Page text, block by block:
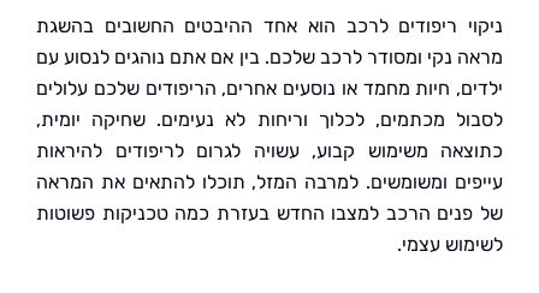
ריפודים לרכב הוא אחד ההיבטים החשובים בהשגת
נקי ומסודר לרכב שלכם. בין אם אתם נוהגים לנסוע עם
חיות מחמד או נוסעים אחרים, הריפודים שלכם עלולים
מכתמים, לכלוך וריחות לא נעימים. שחיקה יומית,
משימוש קבוע, עשויה לגרום לריפודים להיראות
ומשומשים. למרבה המזל, תוכלו להתאים את המראה
הרכב למצבו החדש בעזרת כמה טכניקות פשוטות
עצמי.